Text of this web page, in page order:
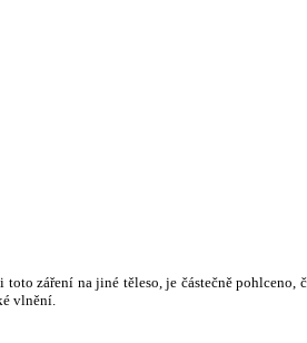
záření na jiné těleso, je částečně pohlceno,
vlnění.